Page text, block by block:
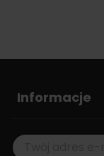
Informacje